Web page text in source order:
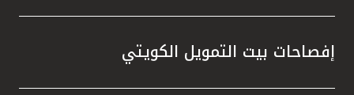
إفصاحات بيت التمويل الكويتي